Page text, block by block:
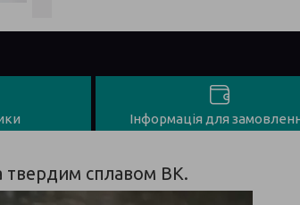
Інформація для
твердим сплавом ВК.